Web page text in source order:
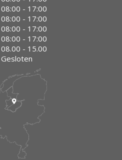
08:00 - 17:00
08:00 - 17:00
08:00 - 17:00
08:00 - 17:00
08.00 - 15.00
Gesloten